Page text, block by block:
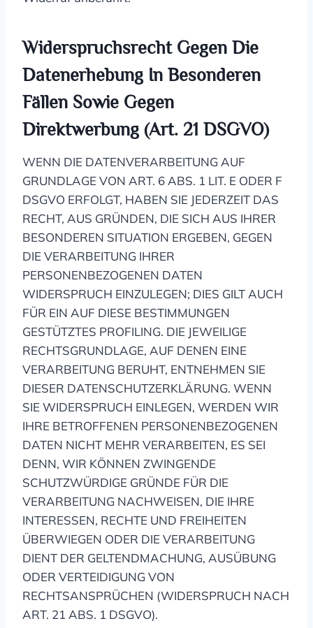
Widerspruchsrecht Gegen Die
Datenerhebung In Besonderen
Fällen Sowie Gegen
Direktwerbung (Art. 21 DSGVO)
WENN DIE DATENVERARBEITUNG AUF
GRUNDLAGE VON ART. 6 ABS. 1 LIT. E ODER F
DSGVO ERFOLGT, HABEN SIE JEDERZEIT DAS
RECHT, AUS GRÜNDEN, DIE SICH AUS IHRER
BESONDEREN SITUATION ERGEBEN, GEGEN
DIE VERARBEITUNG IHRER
PERSONENBEZOGENEN DATEN
WIDERSPRUCH EINZULEGEN; DIES GILT AUCH
FÜR EIN AUF DIESE BESTIMMUNGEN
GESTÜTZTES PROFILING. DIE JEWEILIGE
RECHTSGRUNDLAGE, AUF DENEN EINE
VERARBEITUNG BERUHT, ENTNEHMEN SIE
DIESER DATENSCHUTZERKLÄRUNG. WENN
SIE WIDERSPRUCH EINLEGEN, WERDEN WIR
IHRE BETROFFENEN PERSONENBEZOGENEN
DATEN NICHT MEHR VERARBEITEN, ES SEI
DENN, WIR KÖNNEN ZWINGENDE
SCHUTZWÜRDIGE GRÜNDE FÜR DIE
VERARBEITUNG NACHWEISEN, DIE IHRE
INTERESSEN, RECHTE UND FREIHEITEN
ÜBERWIEGEN ODER DIE VERARBEITUNG
DIENT DER GELTENDMACHUNG, AUSÜBUNG
ODER VERTEIDIGUNG VON
RECHTSANSPRÜCHEN (WIDERSPRUCH NACH
ART. 21 ABS. 1 DSGVO).